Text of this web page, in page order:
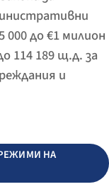
000 до €1 милион
114 189 щ.д. за
и
РЕЖИМИ НА